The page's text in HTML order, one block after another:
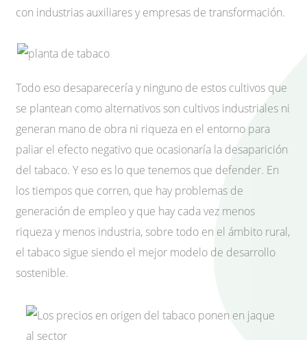
con industrias auxiliares y empresas de transformación.
Todo eso desaparecería y ninguno de estos cultivos que
se plantean como alternativos son cultivos industriales ni
generan mano de obra ni riqueza en el entorno para
paliar el efecto negativo que ocasionaría la desaparición
del tabaco. Y eso es lo que tenemos que defender. En
los tiempos que corren, que hay problemas de
generación de empleo y que hay cada vez menos
riqueza y menos industria, sobre todo en el ámbito rural,
el tabaco sigue siendo el mejor modelo de desarrollo
sostenible.